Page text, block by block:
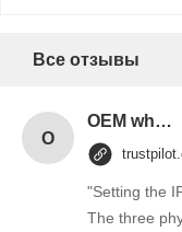
Все отзывы
O
OEM wholesale elegant T-back strap detail woman fitness gym tank top
"Setting the
The three